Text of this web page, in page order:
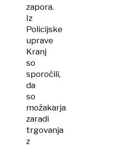
zapora.
Iz
Policijske
uprave
Kranj
so
sporočili,
da
so
možakarja
zaradi
trgovanja
z